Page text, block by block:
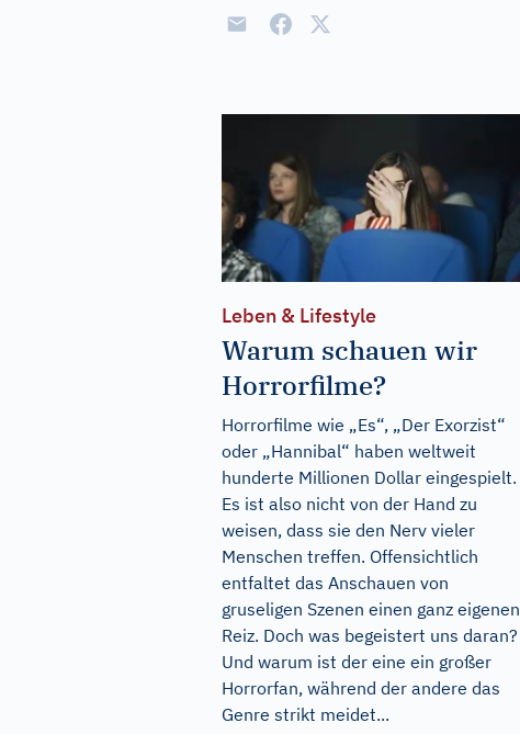
Leben & Lifestyle
Warum schauen wir
Horrorfilme?
Horrorfilme wie „Es“, „Der Exorzist“
oder „Hannibal“ haben weltweit
hunderte Millionen Dollar eingespielt.
Es ist also nicht von der Hand zu
weisen, dass sie den Nerv vieler
Menschen treffen. Offensichtlich
entfaltet das Anschauen von
gruseligen Szenen einen ganz eigenen
Reiz. Doch was begeistert uns daran?
Und warum ist der eine ein großer
Horrorfan, während der andere das
Genre strikt meidet...